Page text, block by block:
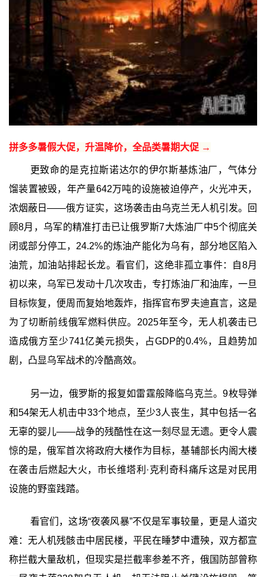
拼多多暑假大促，升温降价，全品类暑期大促 →
更致命的是克拉斯诺达尔的伊尔斯基炼油厂，气体分
馏装置被毁，年产量642万吨的设施被迫停产，火光冲天，
浓烟蔽日——俄方证实，这场袭击由乌克兰无人机引发。回
顾8月，乌军的精准打击已让俄罗斯7大炼油厂中5个彻底关
闭或部分停工，24.2%的炼油产能化为乌有，部分地区陷入
油荒，加油站排起长龙。看官们，这绝非孤立事件：自8月
初以来，乌军已发动十几次攻击，专打炼油厂和油库，一旦
目标恢复，便周而复始地轰炸，指挥官布罗夫迪直言，这是
为了切断前线俄军燃料供应。2025年至今，无人机袭击已
造成俄方至少741亿美元损失，占GDP的0.4%，且趋势加
剧，凸显乌军战术的冷酷高效。
另一边，俄罗斯的报复如雷霆般降临乌克兰。9枚导弹
和54架无人机击中33个地点，至少3人丧生，其中包括一名
无辜的婴儿——战争的残酷性在这一刻尽显无遗。更令人震
惊的是，俄军首次将政府大楼作为目标，基辅部长内阁大楼
在袭击后燃起大火，市长维塔利·克利奇科痛斥这是对民用
设施的野蛮践踏。
看官们，这场“夜袭风暴”不仅是军事较量，更是人道灾
难：无人机残骸击中居民楼，平民在睡梦中遭殃，双方都宣
称拦截大量敌机，但现实是拦截率参差不齐，俄国防部曾称